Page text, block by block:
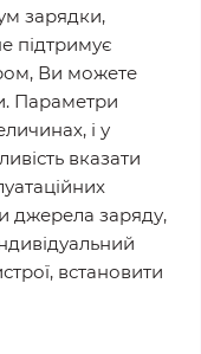
зарядки,
підтримує
Ви можете
Параметри
і у
вказати
джерела заряду,
встановити